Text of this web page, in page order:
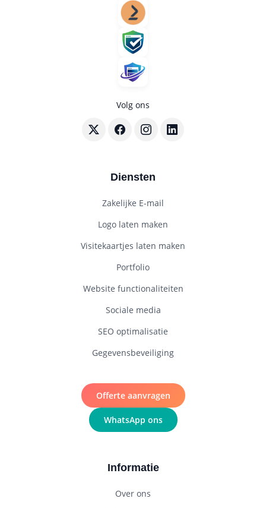
Volg ons
Volg BouwenWebsites.nl op X
Volg BouwenWebsites.nl op
Volg BouwenWebsites.nl op
Volg
Diensten
Zakelijke E-mail
Logo laten maken
Visitekaartjes laten maken
Portfolio
Website functionaliteiten
Sociale media
SEO optimalisatie
Gegevensbeveiliging
Offerte aanvragen
WhatsApp ons
Informatie
Over ons